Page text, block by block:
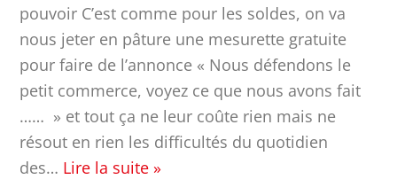
pouvoir C’est comme pour les soldes, on va
nous jeter en pâture une mesurette gratuite
pour faire de l’annonce « Nous défendons le
petit commerce, voyez ce que nous avons fait
…… » et tout ça ne leur coûte rien mais ne
résout en rien les difficultés du quotidien
des… Lire la suite »